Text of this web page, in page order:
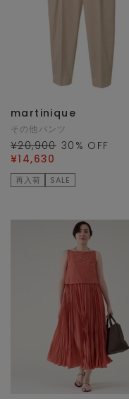
martinique
その他パンツ
¥20,900 30 % OFF
¥14,630
再入荷 SALE